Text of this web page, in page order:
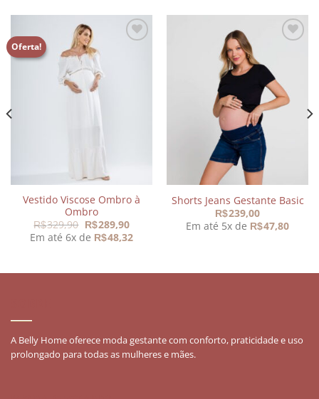
Oferta!
Vestido Viscose Ombro à
Ombro
R$329,90 O
preço
original
R$289,90O
preço
atual
Em até 6x de R$48,32
Adicionar
aos
meus
desejos
Shorts Jeans Gestante Basic
R$239,00
Em até 5x de R$47,80
A Belly Home oferece moda gestante com conforto, praticidade e uso
prolongado para todas as mulheres e mães.